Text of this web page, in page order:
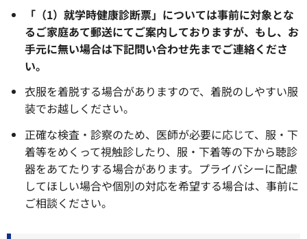
「（1）就学時健康診断票」については事前に対象とな
るご家庭あて郵送にてご案内しておりますが、 もし、お
手元に無い場合は下記問い合わせ先までご連絡くださ
い。
衣服を着脱する場合がありますので、着脱のしやすい服
装でお越しください。
正確な検査・診察のため、医師が必要に応じて、服・下
着等をめくって視触診したり、服・下着等の下から聴診
器をあてたりする場合があります。プライバシーに配慮
してほしい場合や個別の対応を希望する場合は、事前に
ご相談ください。